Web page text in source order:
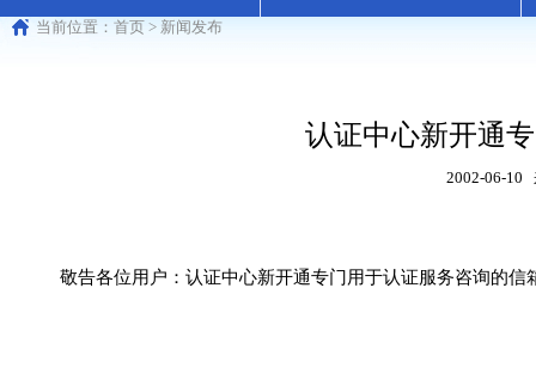
当前位置： 首页 > 新闻发布
认证中心新开通
2002-06-10
敬告各位用户：认证中心新开通专门用于认证服务咨询的信